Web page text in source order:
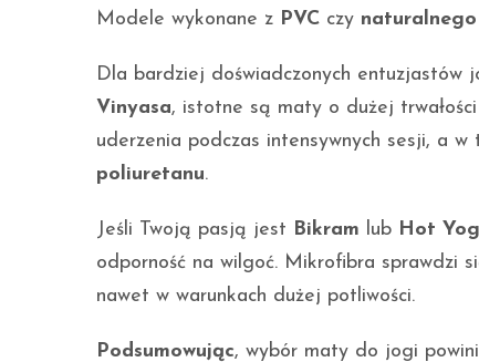
Modele wykonane z PVC czy
Dla bardziej doświadczonych
Vinyasa, istotne są maty o dużej
uderzenia podczas intensywnych sesji, a
poliuretanu.
Jeśli Twoją pasją jest Bikram lub Hot
odporność na wilgoć. Mikrofibra sprawdzi
nawet w warunkach dużej potliwości.
Podsumowując, wybór maty do jogi